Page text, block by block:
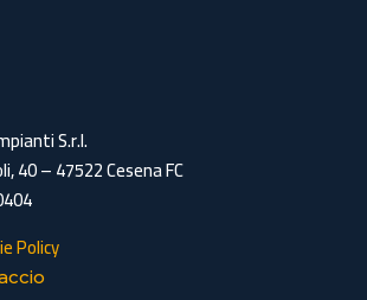
S.r.l.
40 – 47522 Cesena FC
Policy